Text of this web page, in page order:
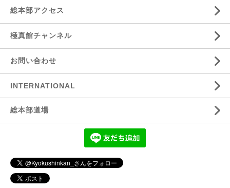
総本部アクセス
極真館チャンネル
お問い合わせ
INTERNATIONAL
総本部道場